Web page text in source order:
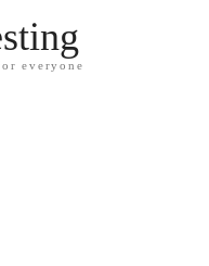
everyone